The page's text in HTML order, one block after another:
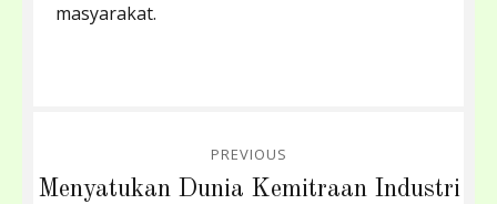
masyarakat.
navigation
PREVIOUS
Previous
Menyatukan Dunia Kemitraan Industri